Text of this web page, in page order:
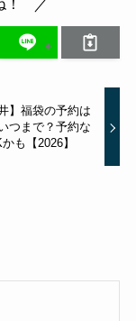
】福袋の予約は
つまで？予約な
も【2026】